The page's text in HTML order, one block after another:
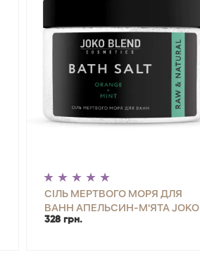
СІЛЬ МЕРТВОГО МОРЯ ДЛЯ
ВАНН АПЕЛЬСИН-М'ЯТА JOKO
BLEND 300 Г
328 грн.
-